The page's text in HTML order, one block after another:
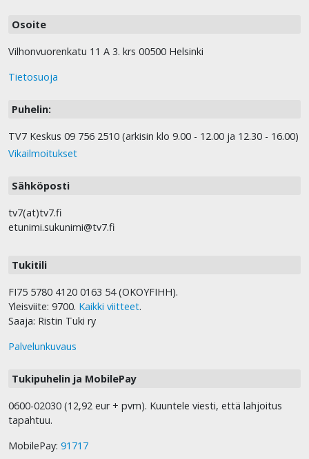
Osoite
Vilhonvuorenkatu 11 A 3. krs 00500 Helsinki
Tietosuoja
Puhelin:
TV7 Keskus 09 756 2510 (arkisin klo 9.00 - 12.00 ja 12.30 - 16.00)
Vikailmoitukset
Sähköposti
tv7(at)tv7.fi
etunimi.sukunimi@tv7.fi
Tukitili
FI75 5780 4120 0163 54 (OKOYFIHH).
Yleisviite: 9700. Kaikki viitteet.
Saaja: Ristin Tuki ry
Palvelunkuvaus
Tukipuhelin ja MobilePay
0600-02030 (12,92 eur + pvm). Kuuntele viesti, että lahjoitus
tapahtuu.
MobilePay: 91717